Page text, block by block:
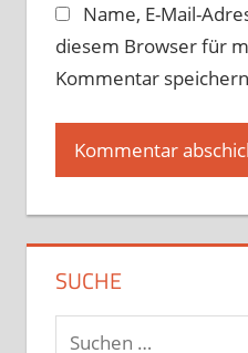
Name, E-Mail-
diesem Browser für
Kommentar
SUCHE
Suchen